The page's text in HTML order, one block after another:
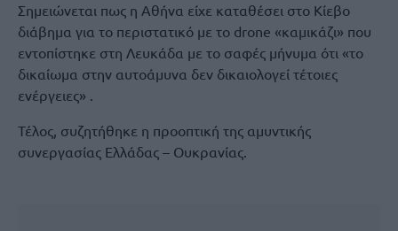
Σημειώνεται πως η Αθήνα είχε καταθέσει στο Κίεβο
διάβημα για το περιστατικό με το drone «καμικάζι» που
εντοπίστηκε στη Λευκάδα με το σαφές μήνυμα ότι «το
δικαίωμα στην αυτοάμυνα δεν δικαιολογεί τέτοιες
ενέργειες» .
Τέλος, συζητήθηκε η προοπτική της αμυντικής
συνεργασίας Ελλάδας – Ουκρανίας.